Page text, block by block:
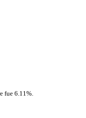
fue 6.11%.